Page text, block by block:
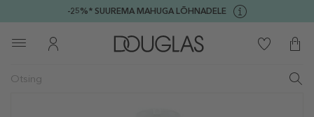
-25%* SUUREMA MAHUGA LÕHNADELE